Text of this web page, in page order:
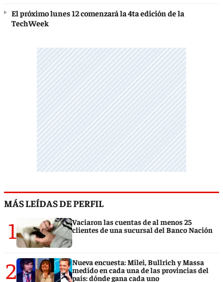
El próximo lunes 12 comenzará la 4ta edición de la
TechWeek
MÁS LEÍDAS DE PERFIL
1
Vaciaron las cuentas de al menos 25
clientes de una sucursal del Banco Nación
2
Nueva encuesta: Milei, Bullrich y Massa
medido en cada una de las provincias del
país: dónde gana cada uno